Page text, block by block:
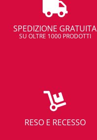
SPEDIZIONE GRATUITA
SU OLTRE 1000 PRODOTTI
RESO E RECESSO